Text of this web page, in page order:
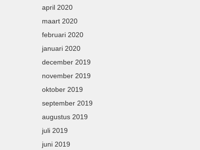
april 2020
maart 2020
februari 2020
januari 2020
december 2019
november 2019
oktober 2019
september 2019
augustus 2019
juli 2019
juni 2019